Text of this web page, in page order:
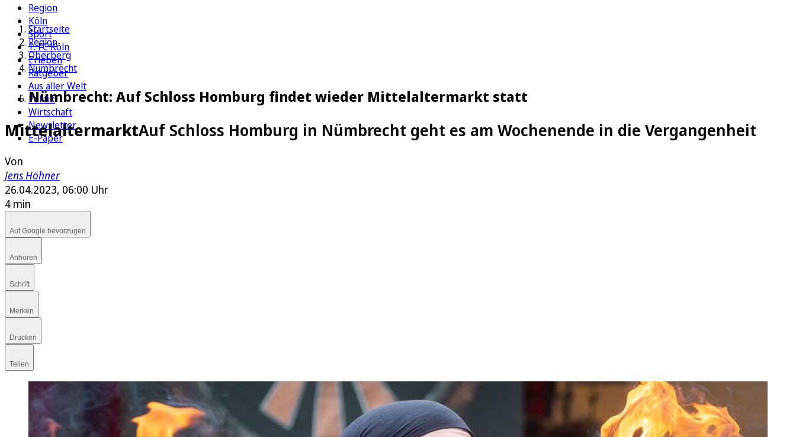
Region
Köln
Sport
1. FC Köln
Erleben
Ratgeber
Aus aller Welt
Politik
Wirtschaft
Newsletter
E-Paper
Startseite
Region
Oberberg
Nümbrecht
Nümbrecht: Auf Schloss Homburg findet wieder Mittelaltermarkt statt
MittelaltermarktAuf Schloss Homburg in Nümbrecht geht es am Wochenende in die Vergangenheit
Von
Jens Höhner
26.04.2023, 06:00 Uhr
4 min
Auf Google bevorzugen
Anhören
Schrift
Merken
Drucken
Teilen